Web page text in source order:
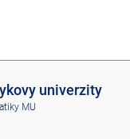
univerzity
MU